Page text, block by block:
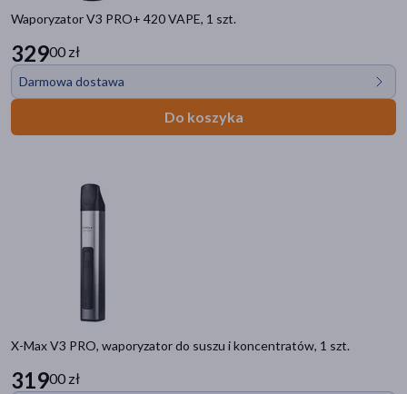
Waporyzator V3 PRO+ 420 VAPE, 1 szt.
32900 zł
Darmowa dostawa
Do koszyka
X-Max V3 PRO, waporyzator do suszu i koncentratów, 1 szt.
31900 zł